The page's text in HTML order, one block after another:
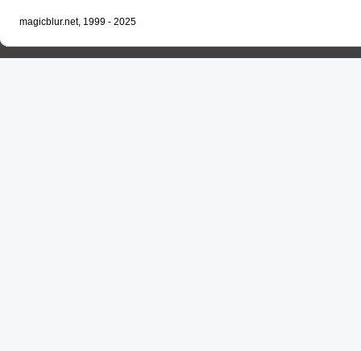
magicblur.net, 1999 - 2025